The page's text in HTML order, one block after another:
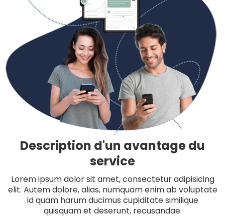
Description d'un avantage du
service
Lorem ipsum dolor sit amet, consectetur adipisicing
elit. Autem dolore, alias, numquam enim ab voluptate
id quam harum ducimus cupiditate similique
quisquam et deserunt, recusandae.